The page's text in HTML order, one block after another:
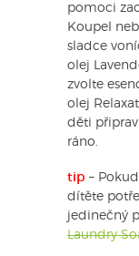
pomoci
Koupel
sladce
olej
zvolte
olej
děti
ráno.
tip –
dítěte
jedinečný
Laundry